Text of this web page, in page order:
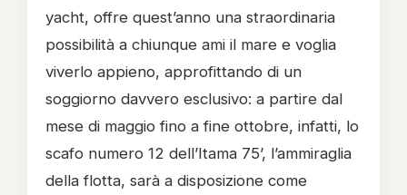
yacht, offre quest’anno una straordinaria
possibilità a chiunque ami il mare e voglia
viverlo appieno, approfittando di un
soggiorno davvero esclusivo: a partire dal
mese di maggio fino a fine ottobre, infatti, lo
scafo numero 12 dell’Itama 75’, l’ammiraglia
della flotta, sarà a disposizione come